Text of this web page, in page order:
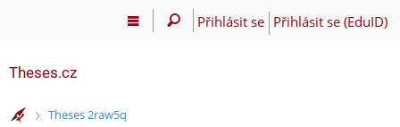
Přihlásit se Přihlásit se (EduID)
Theses.cz
>
Theses 2raw5q